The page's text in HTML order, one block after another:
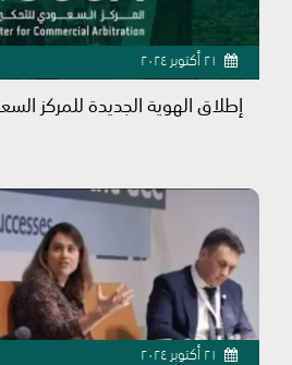
إطلاق الهوية الجديدة للمركز